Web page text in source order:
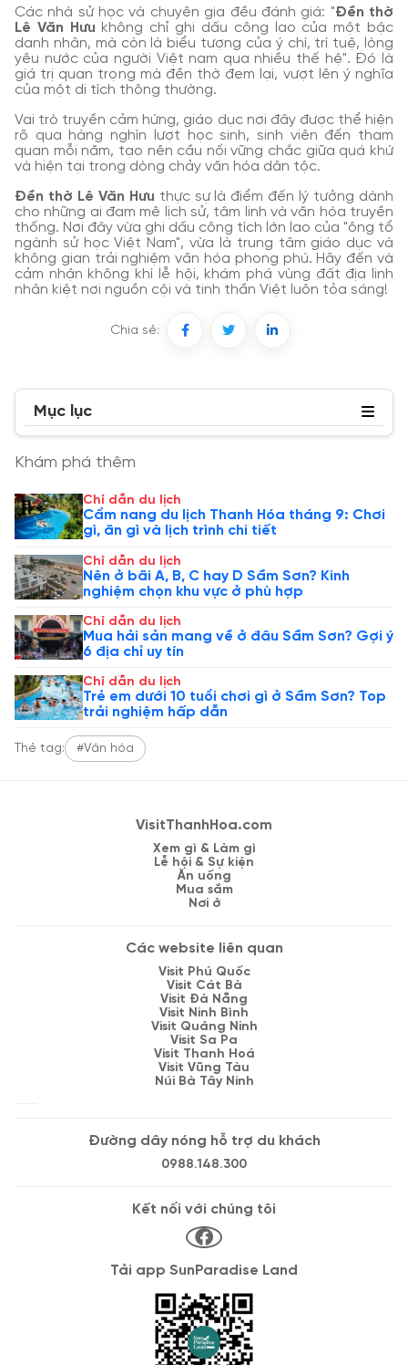
Các nhà sử học và chuyên gia đều đánh giá: "Đền thờ
Lê Văn Hưu không chỉ ghi dấu công lao của một bậc
danh nhân, mà còn là biểu tượng của ý chí, trí tuệ, lòng
yêu nước của người Việt nam qua nhiều thế hệ". Đó là
giá trị quan trọng mà đền thờ đem lại, vượt lên ý nghĩa
của một di tích thông thường.
Vai trò truyền cảm hứng, giáo dục nơi đây được thể hiện
rõ qua hàng nghìn lượt học sinh, sinh viên đến tham
quan mỗi năm, tạo nên cầu nối vững chắc giữa quá khứ
và hiện tại trong dòng chảy văn hóa dân tộc.
Đền thờ Lê Văn Hưu thực sự là điểm đến lý tưởng dành
cho những ai đam mê lịch sử, tâm linh và văn hóa truyền
thống. Nơi đây vừa ghi dấu công tích lớn lao của "ông tổ
ngành sử học Việt Nam", vừa là trung tâm giáo dục và
không gian trải nghiệm văn hóa phong phú. Hãy đến và
cảm nhận không khí lễ hội, khám phá vùng đất địa linh
nhân kiệt nơi nguồn cội và tinh thần Việt luôn tỏa sáng!
Chia sẻ:
Mục lục
Khám phá thêm
Chỉ dẫn du lịch
Cẩm nang du lịch Thanh Hóa tháng 9: Chơi
gì, ăn gì và lịch trình chi tiết
Chỉ dẫn du lịch
Nên ở bãi A, B, C hay D Sầm Sơn? Kinh
nghiệm chọn khu vực ở phù hợp
Chỉ dẫn du lịch
Mua hải sản mang về ở đâu Sầm Sơn? Gợi ý
6 địa chỉ uy tín
Chỉ dẫn du lịch
Trẻ em dưới 10 tuổi chơi gì ở Sầm Sơn? Top
trải nghiệm hấp dẫn
Thẻ tag: #Văn hóa
VisitThanhHoa.com
Xem gì & Làm gì
Lễ hội & Sự kiện
Ăn uống
Mua sắm
Nơi ở
Các website liên quan
Visit Phú Quốc
Visit Cát Bà
Visit Đà Nẵng
Visit Ninh Bình
Visit Quảng Ninh
Visit Sa Pa
Visit Thanh Hoá
Visit Vũng Tàu
Núi Bà Tây Ninh
Đường dây nóng hỗ trợ du khách
0988.148.300
Kết nối với chúng tôi
Tải app SunParadise Land